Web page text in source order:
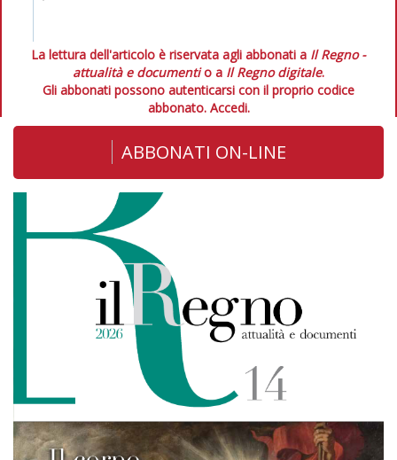
La lettura dell'articolo è riservata agli abbonati a Il Regno -
attualità e documentio a Il Regno digitale.
Gli abbonati possono autenticarsi con il proprio codice
abbonato. Accedi.
ABBONATI ON-LINE